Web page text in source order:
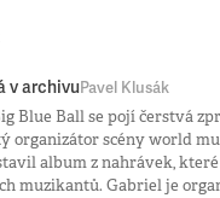
v archivuPavel Klusák
Blue Ball se pojí čerstvá
organizátor scény world
album z nahrávek,
muzikantů. Gabriel je